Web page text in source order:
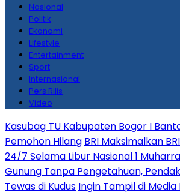
Nasional
Politik
Ekonomi
Lifestyle
Entertainment
Sport
Internasional
Pers Rilis
Video
Kasubag TU Kabupaten Bogor I
Pemohon Hilang BRI Maksimalkan
24/7 Selama Libur Nasional 1
Gunung Tanpa Pengetahuan,
Tewas di Kudus Ingin Tampil di